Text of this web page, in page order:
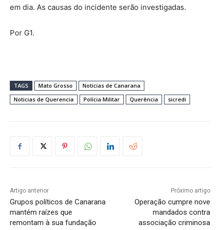
em dia. As causas do incidente serão investigadas.
Por G1.
TAGS Mato Grosso
Noticias de Canarana
Noticias de Querencia
Polícia Militar Querência sicredi
Artigo anterior
Grupos políticos de Canarana
mantém raízes que
remontam à sua fundação
Próximo artigo
Operação cumpre nove
mandados contra
associação criminosa